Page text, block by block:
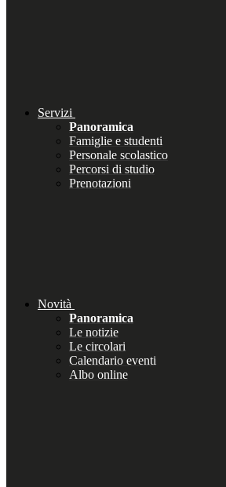
Servizi
Panoramica
Famiglie e studenti
Personale scolastico
Percorsi di studio
Prenotazioni
Novità
Panoramica
Le notizie
Le circolari
Calendario eventi
Albo online